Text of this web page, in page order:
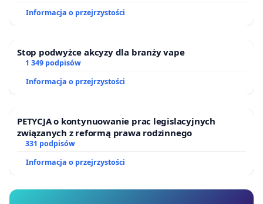
Informacja o przejrzystości
Stop podwyżce akcyzy dla branży vape
1 349 podpisów
Informacja o przejrzystości
PETYCJA o kontynuowanie prac legislacyjnych
związanych z reformą prawa rodzinnego
331 podpisów
Informacja o przejrzystości